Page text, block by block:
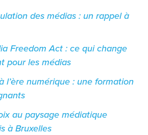
des médias : un rappel à
Freedom Act : ce qui change
pour les médias
l’ère numérique : une formation
au paysage médiatique
à Bruxelles